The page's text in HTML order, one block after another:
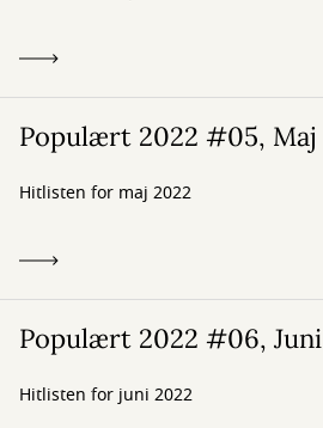
Populært 2022 #05, Maj
Hitlisten for maj 2022
Populært 2022 #06, Juni
Hitlisten for juni 2022